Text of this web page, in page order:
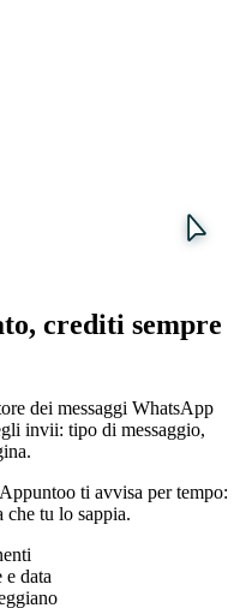
crediti sempre
dei messaggi WhatsApp
invii: tipo di messaggio,
ti avvisa per tempo:
che tu lo sappia.
data